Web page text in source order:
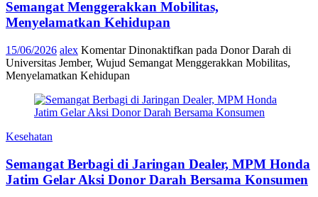
Semangat Menggerakkan Mobilitas,
Menyelamatkan Kehidupan
15/06/2026 alex Komentar Dinonaktifkan pada Donor Darah di
Universitas Jember, Wujud Semangat Menggerakkan Mobilitas,
Menyelamatkan Kehidupan
Kesehatan
Semangat Berbagi di Jaringan Dealer, MPM Honda
Jatim Gelar Aksi Donor Darah Bersama Konsumen